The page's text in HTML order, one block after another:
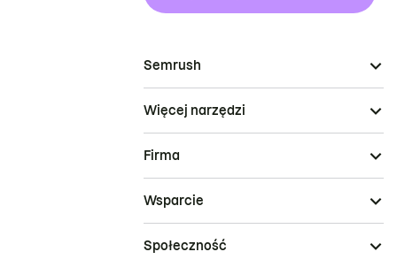
Semrush
Więcej narzędzi
Firma
Wsparcie
Społeczność